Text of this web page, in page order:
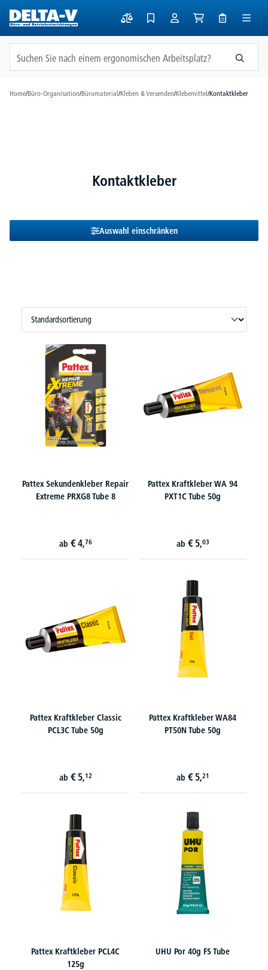
springen
Home/Büro-Organisation/Büromaterial/Kleben & Versenden/Klebemittel/Kontaktkleber
Kontaktkleber
Auswahl einschränken
Pattex Sekundenkleber Repair
Extreme PRXG8 Tube 8
ab € 4,76
Pattex Kraftkleber WA 94
PXT1C Tube 50g
ab € 5,03
Pattex Kraftkleber Classic
PCL3C Tube 50g
ab € 5,12
Pattex Kraftkleber WA84
PT50N Tube 50g
ab € 5,21
Pattex Kraftkleber PCL4C
125g
UHU Por 40g FS Tube